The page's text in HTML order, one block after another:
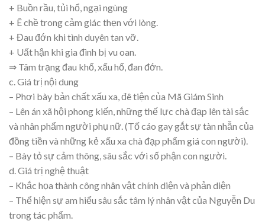
+ Buồn rầu, tủi hổ, ngại ngùng
+ Ê chề trong cảm giác thẹn với lòng.
+ Đau đớn khi tình duyên tan vỡ.
+ Uất hận khi gia đình bị vu oan.
⇒ Tâm trạng đau khổ, xấu hổ, đan đớn.
c. Giá trị nội dung
– Phơi bày bản chất xấu xa, đê tiện của Mã Giám Sinh
– Lên án xã hội phong kiến, những thế lực chà đạp lên tài sắc
và nhân phẩm người phụ nữ. (Tố cáo gay gắt sự tàn nhẫn của
đồng tiền và những kẻ xấu xa chà đạp phẩm giá con người).
– Bày tỏ sự cảm thông, sâu sắc với số phận con người.
d. Giá trị nghệ thuật
– Khắc họa thành công nhân vật chính diện và phản diện
– Thể hiện sự am hiểu sâu sắc tâm lý nhân vật của Nguyễn Du
trong tác phẩm.